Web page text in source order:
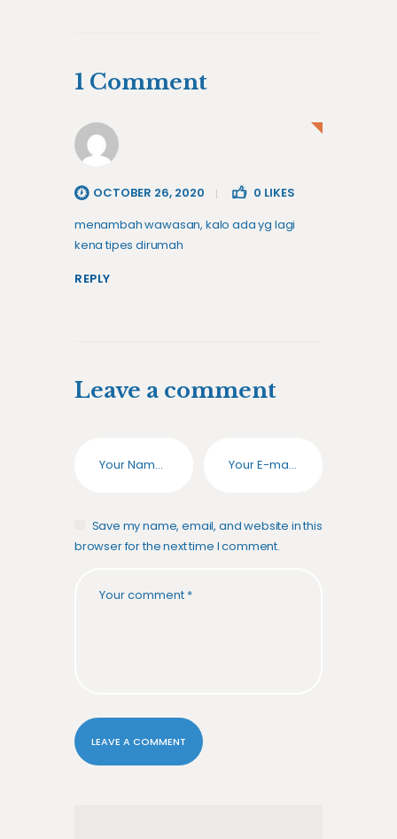
1 Comment
OCTOBER 26, 2020 0 LIKES
menambah wawasan, kalo ada yg lagi
kena tipes dirumah
REPLY
Leave a comment
Save my name, email, and website in this
browser for the next time I comment.